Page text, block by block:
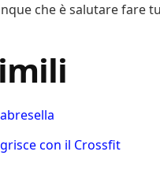
che è salutare fare
con il Crossfit